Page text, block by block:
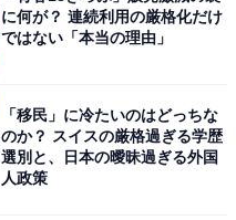
に何が？ 連続利用の厳格化だけ
ではない「本当の理由」
「移民」に冷たいのはどっちな
のか？ スイスの厳格過ぎる学歴
選別と、日本の曖昧過ぎる外国
人政策